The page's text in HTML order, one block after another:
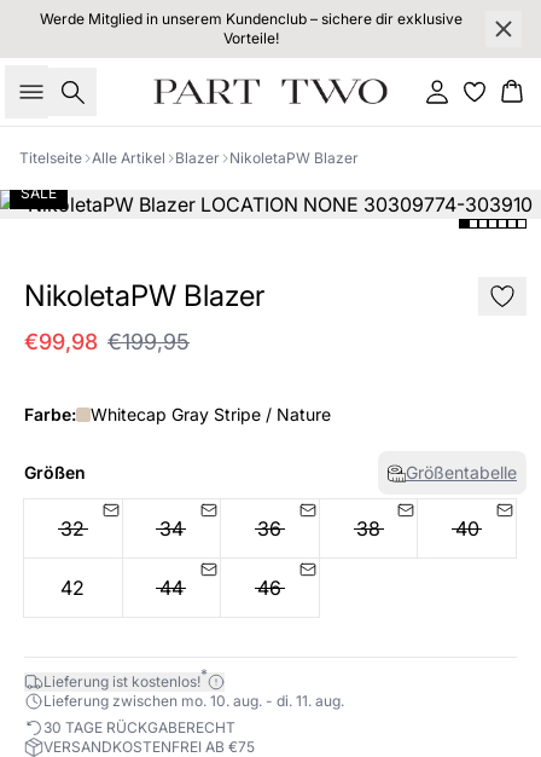
Werde Mitglied in unserem Kundenclub – sichere dir exklusive
Vorteile!
Suche Einloggen
Titelseite Alle Artikel Blazer
NikoletaPW Blazer
SALE
NikoletaPW Blazer
€99,98 €199,95
Farbe: Whitecap Gray Stripe / Nature
Größen Größentabelle
32 34 36 38 40
42 44 46
Lieferung ist kostenlos!*
Lieferung zwischen mo. 10. aug. - di. 11. aug.
30 TAGE RÜCKGABERECHT
VERSANDKOSTENFREI AB €75